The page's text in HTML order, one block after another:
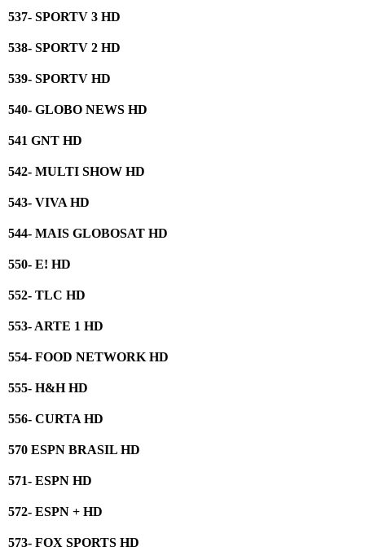
537- SPORTV 3 HD
538- SPORTV 2 HD
539- SPORTV HD
540- GLOBO NEWS HD
541 GNT HD
542- MULTI SHOW HD
543- VIVA HD
544- MAIS GLOBOSAT HD
550- E! HD
552- TLC HD
553- ARTE 1 HD
554- FOOD NETWORK HD
555- H&H HD
556- CURTA HD
570 ESPN BRASIL HD
571- ESPN HD
572- ESPN + HD
573- FOX SPORTS HD